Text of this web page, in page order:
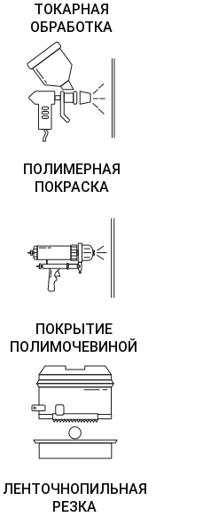
ТОКАРНАЯ
ОБРАБОТКА
ПОЛИМЕРНАЯ
ПОКРАСКА
ПОКРЫТИЕ
ПОЛИМОЧЕВИНОЙ
ЛЕНТОЧНОПИЛЬНАЯ
РЕЗКА